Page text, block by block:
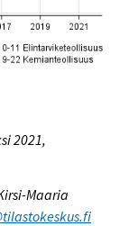
2021,
Maaria